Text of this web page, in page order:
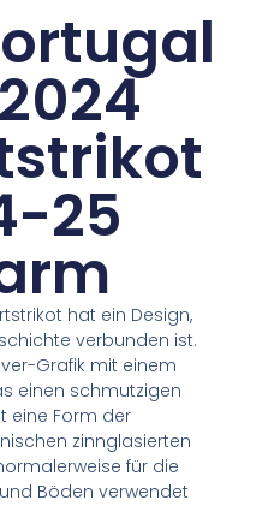
25
hat ein Design,
verbunden ist.
Grafik mit einem
einen schmutzigen
eine Form der
zinnglasierten
für die
Böden verwendet